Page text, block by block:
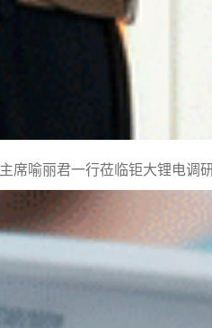
席喻丽君一行莅临钜大锂电调